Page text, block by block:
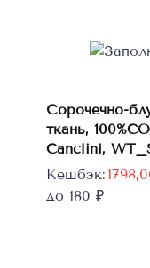
Сорочечно-
ткань,
Canclini,
цена
Текущая
цена:
Кешбэк:
до 180 ₽